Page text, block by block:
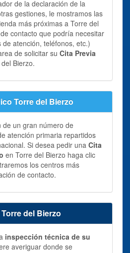
de la declaración de la
gestiones, le mostramos las
más próximas a Torre del
contacto que podría necesitar
atención, teléfonos, etc.)
de solicitar su Cita Previa
Bierzo.
Torre del Bierzo
de un gran número de
atención primaria repartidos
Si desea pedir una Cita
en Torre del Bierzo haga clic
los centros más
de contacto.
del Bierzo
inspección técnica de su
averiguar donde se